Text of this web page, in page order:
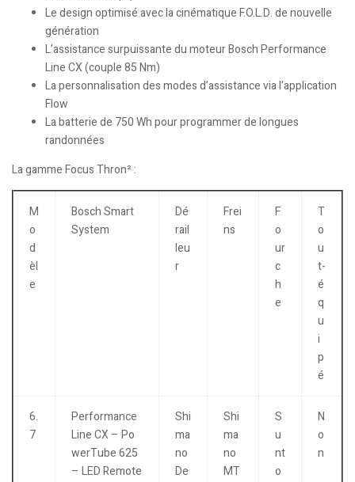
Le design optimisé avec la cinématique F.O.L.D. de nouvelle
génération
L’assistance surpuissante du moteur Bosch Performance
Line CX (couple 85 Nm)
La personnalisation des modes d’assistance via l’application
Flow
La batterie de 750 Wh pour programmer de longues
randonnées
La gamme Focus Thron² :
M
o
d
èl
e
Bosch Smart
System
Dé
rail
leu
r
Frei
ns
F
o
ur
c
h
e
T
o
u
t-
é
q
u
i
p
é
6.
7
Performance
Line CX – Po
werTube 625
– LED Remote
Shi
ma
no
De
Shi
ma
no
MT
S
u
nt
o
N
o
n